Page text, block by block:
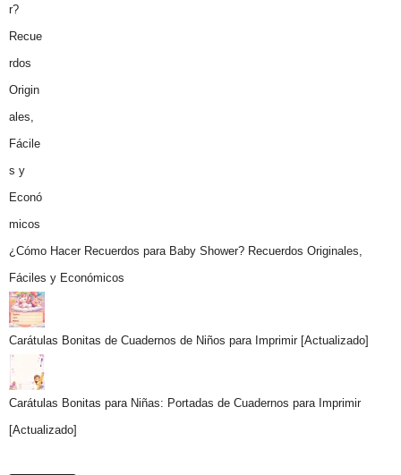
¿Cómo Hacer Recuerdos para Baby Shower? Recuerdos Originales,
Fáciles y Económicos
Carátulas Bonitas de Cuadernos de Niños para Imprimir [Actualizado]
Carátulas Bonitas para Niñas: Portadas de Cuadernos para Imprimir
[Actualizado]